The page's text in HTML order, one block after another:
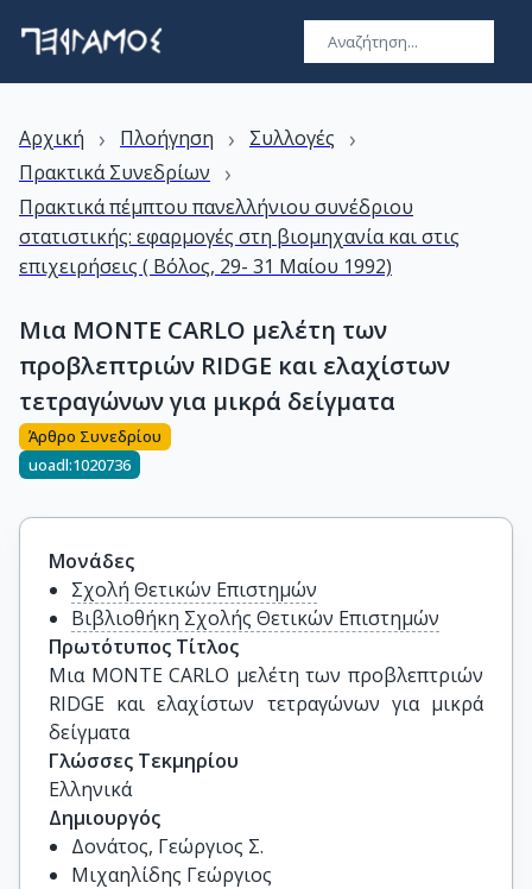
Αρχική › Πλοήγηση › Συλλογές ›
Πρακτικά Συνεδρίων ›
Πρακτικά πέμπτου πανελλήνιου συνέδριου
στατιστικής: εφαρμογές στη βιομηχανία και στις
επιχειρήσεις ( Βόλος, 29- 31 Μαίου 1992)
Μια MONTE CARLO μελέτη των
προβλεπτριών RIDGE και ελαχίστων
τετραγώνων για μικρά δείγματα
Άρθρο Συνεδρίου
uoadl:1020736
Μονάδες
Σχολή Θετικών Επιστημών
Βιβλιοθήκη Σχολής Θετικών Επιστημών
Πρωτότυπος Τίτλος
Μια MONTE CARLO μελέτη των προβλεπτριών
RIDGE και ελαχίστων τετραγώνων για μικρά
δείγματα
Γλώσσες Τεκμηρίου
Ελληνικά
Δημιουργός
Δονάτος, Γεώργιος Σ.
Μιχαηλίδης Γεώργιος